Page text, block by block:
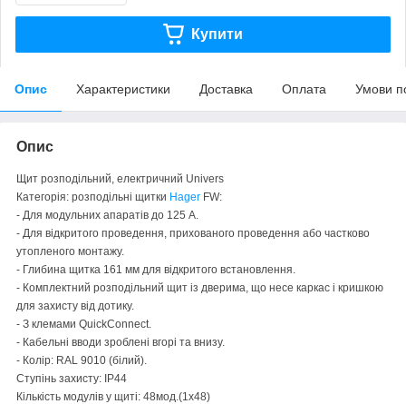
Купити
Опис Характеристики Доставка Оплата Умови
Опис
Щит розподільний, електричний Univers
Категорія: розподільні щитки Hager FW:
- Для модульних апаратів до 125 А.
- Для відкритого проведення, прихованого проведення або частково
утопленого монтажу.
- Глибина щитка 161 мм для відкритого встановлення.
- Комплектний розподільний щит із дверима, що несе каркас і кришкою
для захисту від дотику.
- З клемами QuickConnect.
- Кабельні вводи зроблені вгорі та внизу.
- Колір: RAL 9010 (білий).
Ступінь захисту: IP44
Кількість модулів у щиті: 48мод.(1x48)